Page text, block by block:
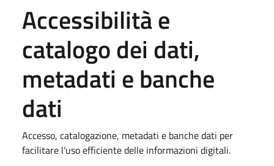
Accessibilità e
catalogo dei dati,
metadati e banche
dati
Accesso, catalogazione, metadati e banche dati per
facilitare l'uso efficiente delle informazioni digitali.